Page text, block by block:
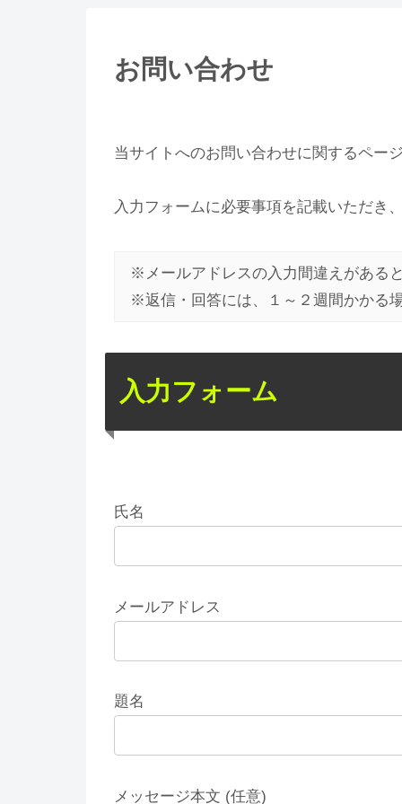
お問い合わせ
当サイトへのお問い合わせに関するペー
入力フォームに必要事項を記載いただき
※メールアドレスの入力間違えがある
※返信・回答には、１～２週間かかる
入力フォーム
氏名
メールアドレス
題名
メッセージ本文 (任意)